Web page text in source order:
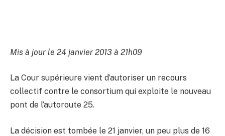
Mis à jour le 24 janvier 2013 à 21h09
La Cour supérieure vient d’autoriser un recours
collectif contre le consortium qui exploite le nouveau
pont de l’autoroute 25.
La décision est tombée le 21 janvier, un peu plus de 16